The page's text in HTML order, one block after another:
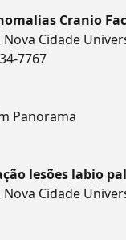
Cranio
Cidade
7767
Panorama
lesões labio
Cidade